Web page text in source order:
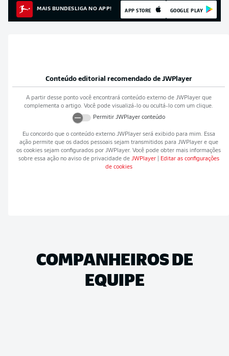
MAIS BUNDESLIGA NO APP! APP STORE GOOGLE PLAY
Conteúdo editorial recomendado de JWPlayer
A partir desse ponto você encontrará conteúdo externo de JWPlayerque
complementa o artigo. Você pode visualizá-lo ou ocultá-lo com um clique.
Permitir JWPlayerconteúdo
Eu concordo que o conteúdo externo JWPlayerserá exibido para mim. Essa
ação permite que os dados pessoais sejam transmitidos para JWPlayere que
os cookies sejam configurados por JWPlayer. Você pode obter mais informações
sobre essa ação no aviso de privacidade de JWPlayer
Editar as configurações
de cookies
COMPANHEIROS DE
EQUIPE